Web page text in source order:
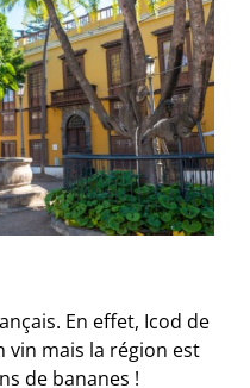
En effet, Icod de
vin mais la région est
de bananes !